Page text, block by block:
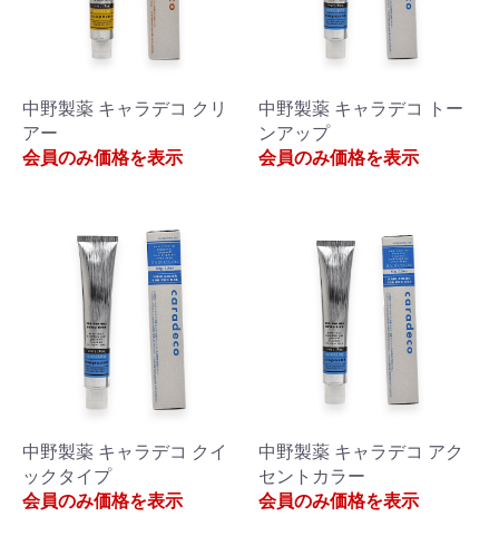
中野製薬 キャラデコ クリ
アー
会員のみ価格を表示
中野製薬 キャラデコ トー
ンアップ
会員のみ価格を表示
中野製薬 キャラデコ クイ
ックタイプ
会員のみ価格を表示
中野製薬 キャラデコ アク
セントカラー
会員のみ価格を表示